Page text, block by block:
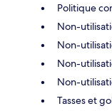
Politique
Non-
Non-
Non-
Non-
Tasses et